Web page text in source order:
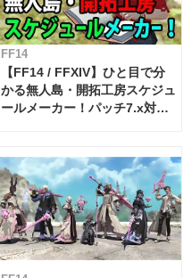
FF14
【FF14 / FFXIV】ひと目で分
かる無人島・開拓工房スケジュ
ールメーカー！パッチ7.x対応